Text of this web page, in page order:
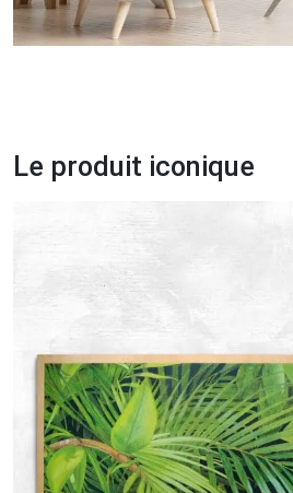
Le produit iconique